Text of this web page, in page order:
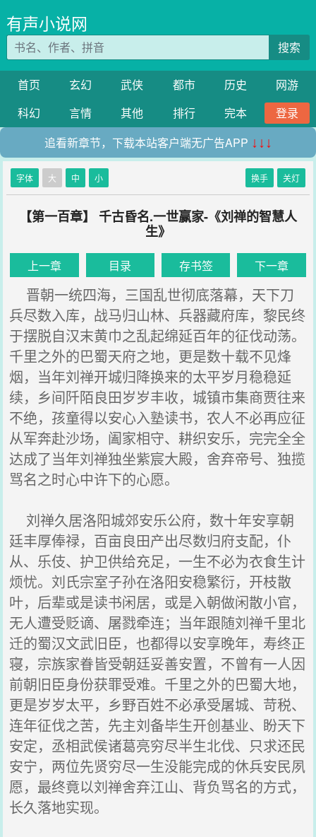
有声小说网
搜索
首页 玄幻 武侠 都市 历史
网游
科幻
言情 其他 排行 完本
登录
追看新章节，下载本站客户端无广告APP ↓↓↓
字体 大 中 小 换手 关灯
【第一百章】 千古昏名.一世赢家-《刘禅的智慧人
生》
上一章 目录 存书签 下一章
晋朝一统四海，三国乱世彻底落幕，天下刀
兵尽数入库，战马归山林、兵器藏府库，黎民终
于摆脱自汉末黄巾之乱起绵延百年的征伐动荡。
千里之外的巴蜀天府之地，更是数十载不见烽
烟，当年刘禅开城归降换来的太平岁月稳稳延
续，乡间阡陌良田岁岁丰收，城镇市集商贾往来
不绝，孩童得以安心入塾读书，农人不必再应征
从军奔赴沙场，阖家相守、耕织安乐，完完全全
达成了当年刘禅独坐紫宸大殿，舍弃帝号、独揽
骂名之时心中许下的心愿。
刘禅久居洛阳城郊安乐公府，数十年安享朝
廷丰厚俸禄，百亩良田产出尽数归府支配，仆
从、乐伎、护卫供给充足，一生不必为衣食生计
烦忧。刘氏宗室子孙在洛阳安稳繁衍，开枝散
叶，后辈或是读书闲居，或是入朝做闲散小官，
无人遭受贬谪、屠戮牵连；当年跟随刘禅千里北
迁的蜀汉文武旧臣，也都得以安享晚年，寿终正
寝，宗族家眷皆受朝廷妥善安置，不曾有一人因
前朝旧臣身份获罪受难。千里之外的巴蜀大地，
更是岁岁太平，乡野百姓不必承受屠城、苛税、
连年征伐之苦，先主刘备毕生开创基业、盼天下
安定，丞相武侯诸葛亮穷尽半生北伐、只求还民
安宁，两位先贤穷尽一生没能完成的休兵安民夙
愿，最终竟以刘禅舍弃江山、背负骂名的方式，
长久落地实现。